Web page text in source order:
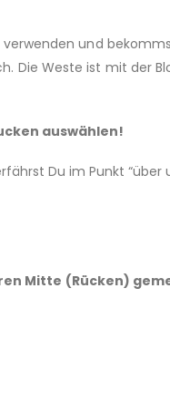
und
Weste ist mit der
auswählen!
Du im Punkt “über
Mitte (Rücken)